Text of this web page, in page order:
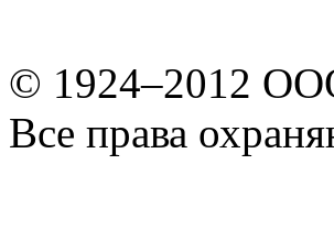
© 1924–2012
Все права